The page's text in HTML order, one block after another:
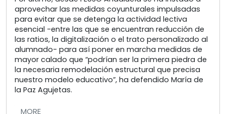
aprovechar las medidas coyunturales impulsadas
para evitar que se detenga la actividad lectiva
esencial -entre las que se encuentran reducción de
las ratios, la digitalización o el trato personalizado al
alumnado- para así poner en marcha medidas de
mayor calado que “podrían ser la primera piedra de
la necesaria remodelación estructural que precisa
nuestro modelo educativo”, ha defendido María de
la Paz Agujetas.
MORE